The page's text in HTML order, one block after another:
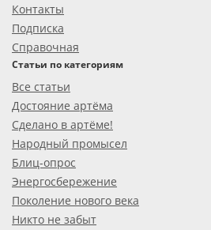
Контакты
Подписка
Справочная
Статьи по категориям
Все статьи
Достояние артёма
Сделано в артёме!
Народный промысел
Блиц-опрос
Энергосбережение
Поколение нового века
Никто не забыт